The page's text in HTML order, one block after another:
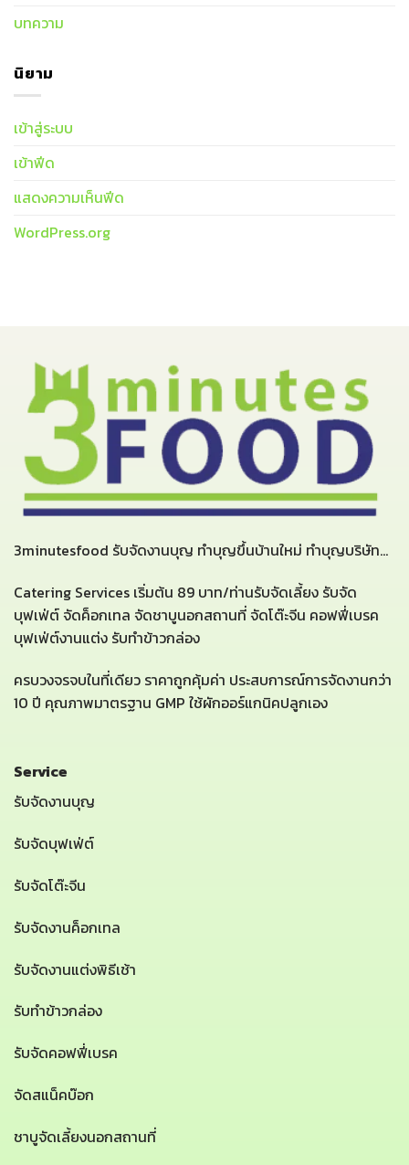
บทความ
นิยาม
เข้าสู่ระบบ
เข้าฟีด
แสดงความเห็นฟีด
WordPress.org
3minutesfood รับจัดงานบุญ ทำบุญขึ้นบ้านใหม่ ทำบุญบริษัท...
Catering Services เริ่มต้น 89 บาท/ท่านรับจัดเลี้ยง รับจัด
บุฟเฟ่ต์ จัดค็อกเทล จัดชาบูนอกสถานที่ จัดโต๊ะจีน คอฟฟี่เบรค
บุฟเฟ่ต์งานแต่ง รับทำข้าวกล่อง
ครบวงจรจบในที่เดียว ราคาถูกคุ้มค่า ประสบการณ์การจัดงานกว่า
10 ปี คุณภาพมาตรฐาน GMP ใช้ผักออร์แกนิคปลูกเอง
Service
รับจัดงานบุญ
รับจัดบุฟเฟ่ต์
รับจัดโต๊ะจีน
รับจัดงานค็อกเทล
รับจัดงานแต่งพิธีเช้า
รับทำข้าวกล่อง
รับจัดคอฟฟี่เบรค
จัดสแน็คบ๊อก
ชาบูจัดเลี้ยงนอกสถานที่